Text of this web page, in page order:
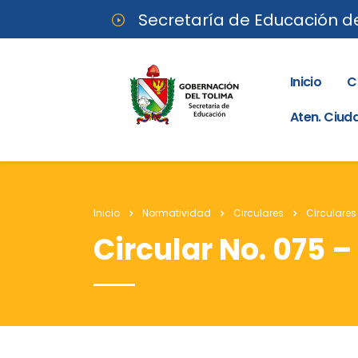
Secretaría de Educación
Inicio
Aten.
Inicio Normatividad Circulares Circulares
Circular No. 075 –